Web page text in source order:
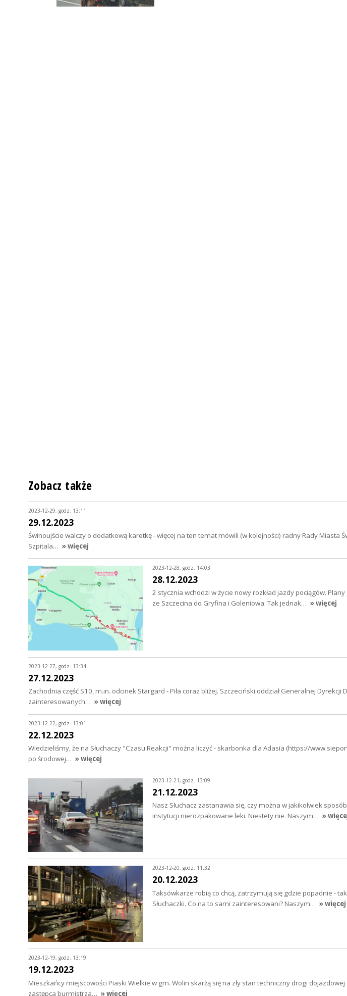
Zobacz także
2023-12-29, godz. 13:11
29.12.2023
Świnoujście walczy o dodatkową karetkę - więcej na ten temat mówili (w kolejności) radny Rady Miasta
Szpitala… » więcej
2023-12-28, godz. 14:03
28.12.2023
2 stycznia wchodzi w życie nowy rozkład jazdy pociągów.
ze Szczecina do Gryfina i Goleniowa. Tak jednak… » więcej
2023-12-27, godz. 13:34
27.12.2023
Zachodnia część S10, m.in. odcinek Stargard - Piła coraz bliżej. Szczeciński oddział Generalnej
zainteresowanych… » więcej
2023-12-22, godz. 13:01
22.12.2023
Wiedzieliśmy, że na Słuchaczy "Czasu Reakcji" można liczyć - skarbonka dla Adasia (https://
po środowej… » więcej
2023-12-21, godz. 13:09
21.12.2023
Nasz Słuchacz zastanawia się, czy można w jakikolwiek
instytucji nierozpakowane leki. Niestety nie. Naszym… »
2023-12-20, godz. 11:32
20.12.2023
Taksówkarze robią co chcą, zatrzymują się gdzie popadnie -
Słuchaczki. Co na to sami zainteresowani? Naszym… » więcej
2023-12-19, godz. 13:19
19.12.2023
Mieszkańcy miejscowości Piaski Wielkie w gm. Wolin skarżą się na zły stan techniczny drogi
zastępca burmistrza… » więcej